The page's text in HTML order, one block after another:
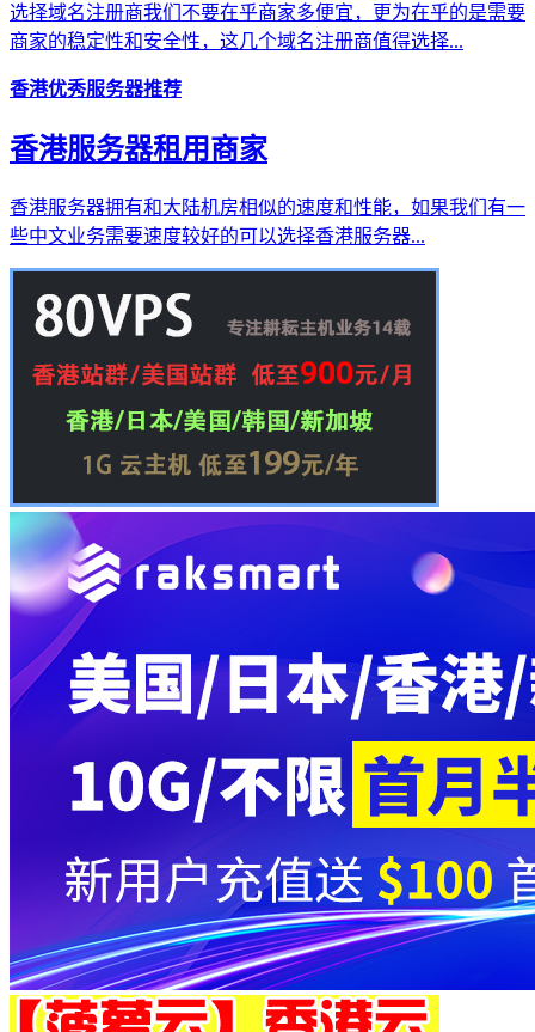
选择域名注册商我们不要在乎商家多便宜，更为在乎的是需要
商家的稳定性和安全性，这几个域名注册商值得选择...
香港优秀服务器推荐
香港服务器租用商家
香港服务器拥有和大陆机房相似的速度和性能，如果我们有一
些中文业务需要速度较好的可以选择香港服务器...